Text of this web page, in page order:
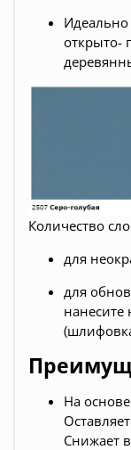
открыто-
Количество
для
для
нанесите
На
Снижает